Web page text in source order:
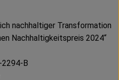
nachhaltiger Transformation
Nachhaltigkeitspreis 2024“
2294-B